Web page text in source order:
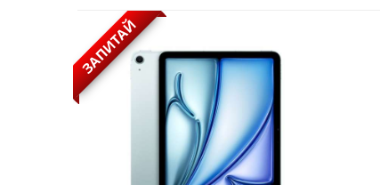
(M3)
Wi-
Fi
128GB
ЗАПИТАЙ